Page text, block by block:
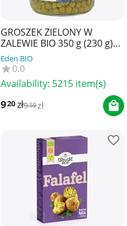
GROSZEK ZIELONY W
ZALEWIE BIO 350 g (230 g)
(SŁOIK) - BIO PLANET
Eden BIO
0.0
Availability: 5215 item(s)
920zł959zł